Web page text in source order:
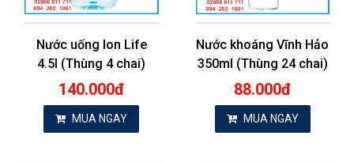
Nước uống Ion Life
4.5l (Thùng 4 chai)
140.000đ
MUA NGAY
Nước khoáng Vĩnh Hảo
350ml (Thùng 24 chai)
88.000đ
MUA NGAY